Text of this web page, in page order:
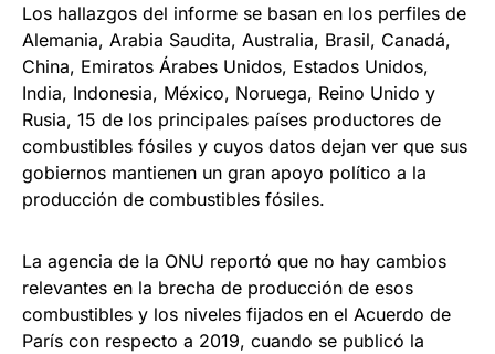
Los hallazgos del informe se basan en los perfiles de
Alemania, Arabia Saudita, Australia, Brasil, Canadá,
China, Emiratos Árabes Unidos, Estados Unidos,
India, Indonesia, México, Noruega, Reino Unido y
Rusia, 15 de los principales países productores de
combustibles fósiles y cuyos datos dejan ver que sus
gobiernos mantienen un gran apoyo político a la
producción de combustibles fósiles.
La agencia de la ONU reportó que no hay cambios
relevantes en la brecha de producción de esos
combustibles y los niveles fijados en el Acuerdo de
París con respecto a 2019, cuando se publicó la